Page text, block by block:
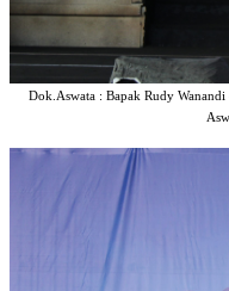
Dok.Aswata : Bapak Rudy Wanandi